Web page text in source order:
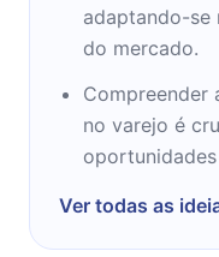
adaptando-se
do mercado.
Compreender
no varejo é
Ver todas as